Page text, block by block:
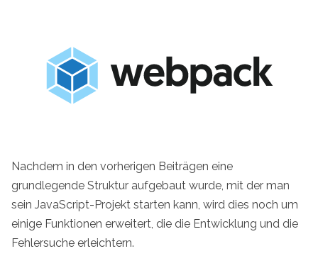
Nachdem in den vorherigen Beiträgen eine
grundlegende Struktur aufgebaut wurde, mit der man
sein JavaScript-Projekt starten kann, wird dies noch um
einige Funktionen erweitert, die die Entwicklung und die
Fehlersuche erleichtern.